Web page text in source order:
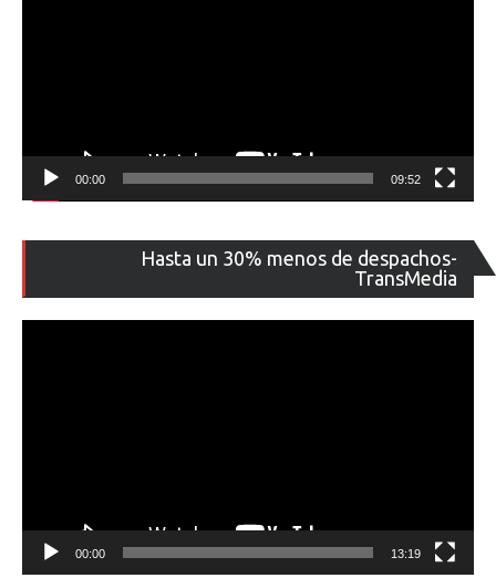
00:00 09:52
Hasta un 30% menos de despachos-
TransMedia
de
00:00 13:19